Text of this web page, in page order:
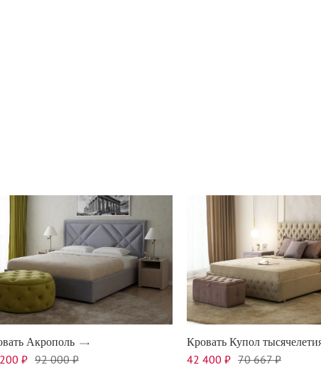
Акрополь
₽ 92 000 ₽
Кровать Купол
42 400 ₽ 70 667 ₽